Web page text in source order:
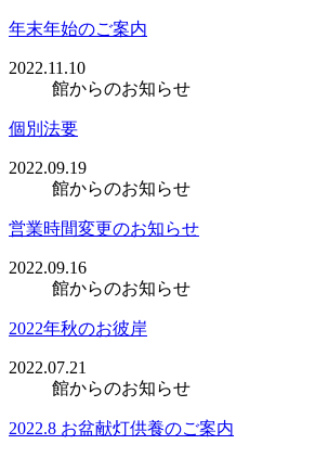
年末年始のご案内
2022.11.10
館からのお知らせ
個別法要
2022.09.19
館からのお知らせ
営業時間変更のお知らせ
2022.09.16
館からのお知らせ
2022年秋のお彼岸
2022.07.21
館からのお知らせ
2022.8 お盆献灯供養のご案内